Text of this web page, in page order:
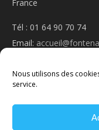
Nous utilisons des
service.
France
Tél : 01 64 90 70 74
Email: